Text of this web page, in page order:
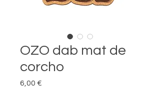
OZO dab mat de
corcho
6,00 €